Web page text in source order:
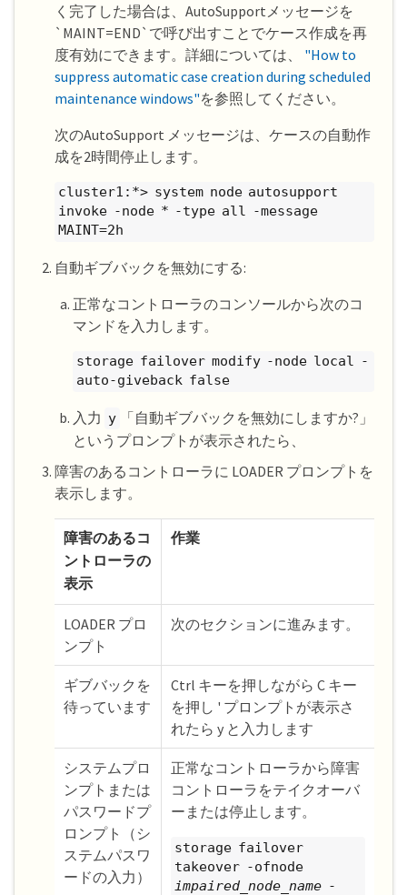
く完了した場合は、AutoSupportメッセージを
`MAINT=END`で呼び出すことでケース作成を再
度有効にできます。詳細については、 "How to
suppress automatic case creation during scheduled
maintenance windows"を参照してください。
次のAutoSupport メッセージは、ケースの自動作
成を2時間停止します。
cluster1:*> system node autosupport
invoke -node * -type all -message
MAINT=2h
自動ギブバックを無効にする:
正常なコントローラのコンソールから次のコ
マンドを入力します。
storage failover modify -node local -
auto-giveback false
入力 y
「自動ギブバックを無効にしますか?」
というプロンプトが表示されたら、
障害のあるコントローラに LOADER プロンプトを
表示します。
障害のあるコ
ントローラの
表示
作業
LOADER プロ
ンプト
次のセクションに進みます。
ギブバックを
待っています
Ctrl キーを押しながら C キー
を押し ' プロンプトが表示さ
れたら y と入力します
システムプロ
ンプトまたは
パスワードプ
ロンプト（シ
ステムパスワ
ードの入力）
正常なコントローラから障害
コントローラをテイクオーバ
ーまたは停止します。
storage failover
takeover -ofnode
impaired_node_name -